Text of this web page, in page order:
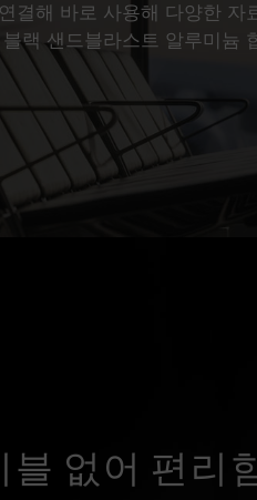
결해 바로 사용해 다양한
랙 샌드블라스트 알루미늄
블 없어 편리